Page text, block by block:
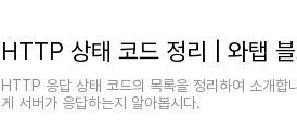
HTTP 상태 코드 정리 | 와탭
HTTP 응답 상태 코드의 목록을 정리하여 소개합
게 서버가 응답하는지 알아봅시다.